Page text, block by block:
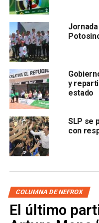
, así comoValeria
año consecutivo el oro
judo. Caso similar con
también logró preseas
La participación potosina
disciplinas como
Potosí, además de
y de velocidad.
También lee: San Luis
y
estado
SLP se
con
COLUMNA DE NEFROX
El último